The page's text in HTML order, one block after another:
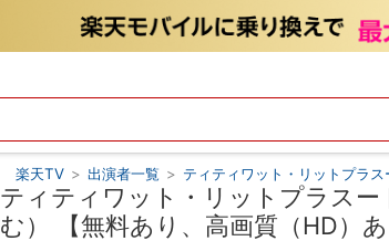
楽天TV > 出演者一覧 > ティティワット・リットプラ
ティティワット・リットプラス
む） 【無料あり、高画質（HD）